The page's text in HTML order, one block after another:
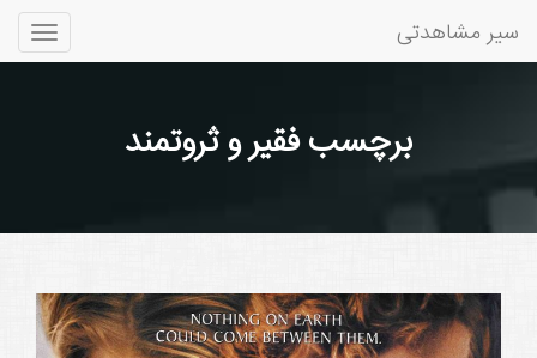
سیر مشاهدتی
برچسب فقیر و ثروتمند